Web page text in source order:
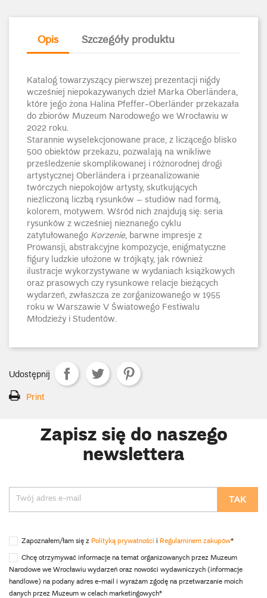
Opis Szczegóły produktu
Katalog towarzyszący pierwszej prezentacji nigdy
wcześniej niepokazywanych dzieł Marka Oberländera,
które jego żona Halina Pfeffer-Oberländer przekazała
do zbiorów Muzeum Narodowego we Wrocławiu w
2022 roku.
Starannie wyselekcjonowane prace, z liczącego blisko
500 obiektów przekazu, pozwalają na wnikliwe
prześledzenie skomplikowanej i różnorodnej drogi
artystycznej Oberländera i przeanalizowanie
twórczych niepokojów artysty, skutkujących
niezliczoną liczbą rysunków – studiów nad formą,
kolorem, motywem. Wśród nich znajdują się:seria
rysunków z wcześniej nieznanego cyklu
zatytułowanego Korzenie, barwne impresje z
Prowansji, abstrakcyjne kompozycje, enigmatyczne
figury ludzkie ułożone w trójkąty, jak również
ilustracje wykorzystywane w wydaniach książkowych
oraz prasowych czy rysunkowe relacje bieżących
wydarzeń, zwłaszcza ze zorganizowanego w 1955
roku w Warszawie V Światowego Festiwalu
Młodzieży i Studentów.
Udostępnij
Print
Zapisz się do naszego
newslettera
Zapoznałem/łam się z Polityką prywatności i Regulaminem zakupów*
Chcę otrzymywać informacje na temat organizowanych przez Muzeum
Narodowe we Wrocławiu wydarzeń oraz nowości wydawniczych (informacje
handlowe) na podany adres e-mail i wyrażam zgodę na przetwarzanie moich
danych przez Muzeum w celach marketingowych*